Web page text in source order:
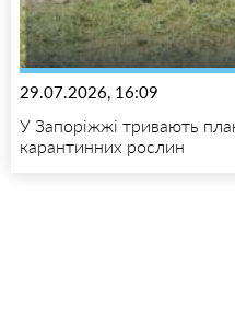
29.07.2026, 16:09
У Запоріжжі тривають
карантинних рослин